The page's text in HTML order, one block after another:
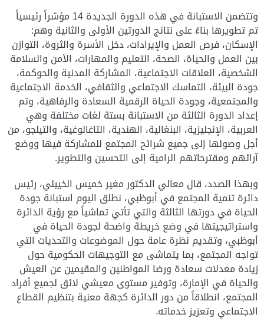
وتتضمن الاستبانة في هذه الدورة الجديدة 14 مؤشراً رئيسياً
تم تطويرها بناءً على نتائج الدورتين الأولى والثانية وهم:
الإسكان، فرص العمل والإيرادات، دخل الأسرة والثروة، التوازن
بين العمل والحياة، الصحة، التعليم والمهارات، الأمن والسلامة
الشخصية، العلاقات الاجتماعية، المشاركة المدنية والحوكمة،
جودة البيئة، التماسك الاجتماعي والثقافي، الخدمة الاجتماعية
والمجتمعية، وجودة الحياة الرقمية السعادة والرفاهية، وتم
إعداد الدورة الثالثة من الاستبانة بستة لغات مختلفة وهي
العربية، الإنجليزية، البنغالية، الهندية، التاغالوغية، والتيلجو، من
أجل وصولها إلى جميع شرائح المجتمع للمشاركة فيها ووضع
آرائهم ومقترحاتهم الرامية إلى التحسين والتطوير.
وبهذا الصدد، قال معالي الدكتور مغير خميس الخييلي، رئيس
دائرة تنمية المجتمع في أبوظبي، نطلق اليوم استبانة جودة
الحياة في دورتها الثالثة والتي تأتي تماشياً مع رؤية الدائرة
واستراتيجيتها في وضع خريطة واضحة لجودة الحياة في
أبوظبي، وتقديم نظرة عامة حول الموضوعات والتحديات التي
تواجه المجتمع، بما يتماشى مع التوجيهات الحكومية حول
زيادة معدلات سعادة ورضا المواطنين والمقيمين عن العيش
والحياة في الإمارة، وتوفير مستوى معيشي لائق لجميع أفراد
المجتمع، انطلاقاً من دور الدائرة كجهة معنية بتنظيم القطاع
الاجتماعي وتعزيز خدماته.